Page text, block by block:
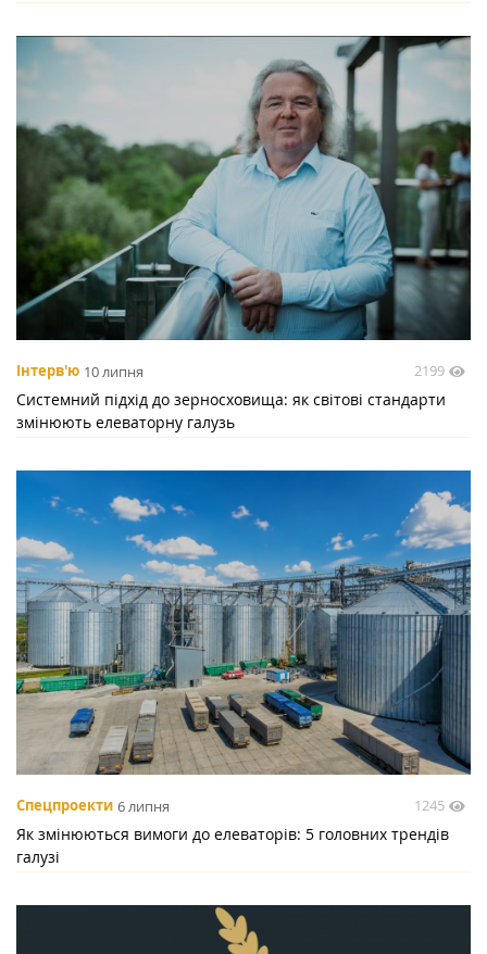
Інтерв'ю 10 липня 2199
Системний підхід до зерносховища: як світові стандарти
змінюють елеваторну галузь
Спецпроекти 6 липня 1245
Як змінюються вимоги до елеваторів: 5 головних трендів
галузі